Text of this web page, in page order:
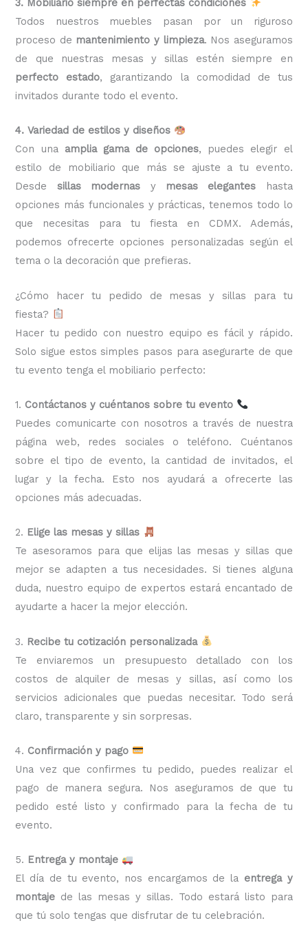
3. Mobiliario siempre en perfectas condiciones
Todos nuestros muebles pasan por un riguroso
proceso de mantenimiento y limpieza. Nos aseguramos
de que nuestras mesas y sillas estén siempre en
perfecto estado, garantizando la comodidad de tus
invitados durante todo el evento.
4. Variedad de estilos y diseños
Con una amplia gama de opciones, puedes elegir el
estilo de mobiliario que más se ajuste a tu evento.
Desde sillas modernas y mesas elegantes hasta
opciones más funcionales y prácticas, tenemos todo lo
que necesitas para tu fiesta en CDMX. Además,
podemos ofrecerte opciones personalizadas según el
tema o la decoración que prefieras.
¿Cómo hacer tu pedido de mesas y sillas para tu
fiesta?
Hacer tu pedido con nuestro equipo es fácil y rápido.
Solo sigue estos simples pasos para asegurarte de que
tu evento tenga el mobiliario perfecto:
1. Contáctanos y cuéntanos sobre tu evento
Puedes comunicarte con nosotros a través de nuestra
página web, redes sociales o teléfono. Cuéntanos
sobre el tipo de evento, la cantidad de invitados, el
lugar y la fecha. Esto nos ayudará a ofrecerte las
opciones más adecuadas.
2. Elige las mesas y sillas
Te asesoramos para que elijas las mesas y sillas que
mejor se adapten a tus necesidades. Si tienes alguna
duda, nuestro equipo de expertos estará encantado de
ayudarte a hacer la mejor elección.
3. Recibe tu cotización personalizada
Te enviaremos un presupuesto detallado con los
costos de alquiler de mesas y sillas, así como los
servicios adicionales que puedas necesitar. Todo será
claro, transparente y sin sorpresas.
4. Confirmación y pago
Una vez que confirmes tu pedido, puedes realizar el
pago de manera segura. Nos aseguramos de que tu
pedido esté listo y confirmado para la fecha de tu
evento.
5. Entrega y montaje
El día de tu evento, nos encargamos de la entrega y
montaje de las mesas y sillas. Todo estará listo para
que tú solo tengas que disfrutar de tu celebración.